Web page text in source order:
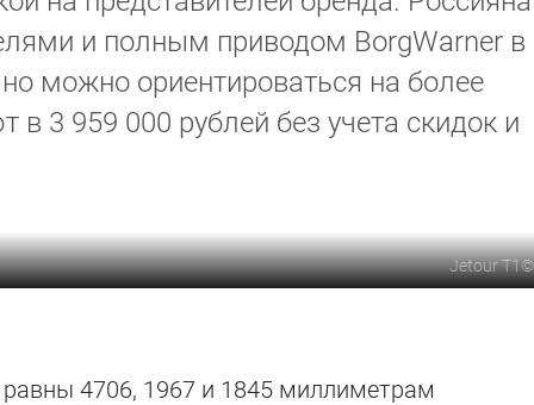
и полным приводом BorgWarner в
можно ориентироваться на более
3 959 000 рублей без учета скидок и
Jetour T1
4706, 1967 и 1845 миллиметрам